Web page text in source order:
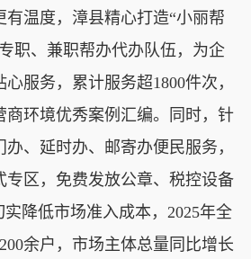
温度，漳县精心打造“小丽帮
职、兼职帮办代办队伍，为企
服务，累计服务超1800件次，
商环境优秀案例汇编。同时，针
、延时办、邮寄办便民服务，
专区，免费发放公章、税控设备
降低市场准入成本，2025年全
余户，市场主体总量同比增长